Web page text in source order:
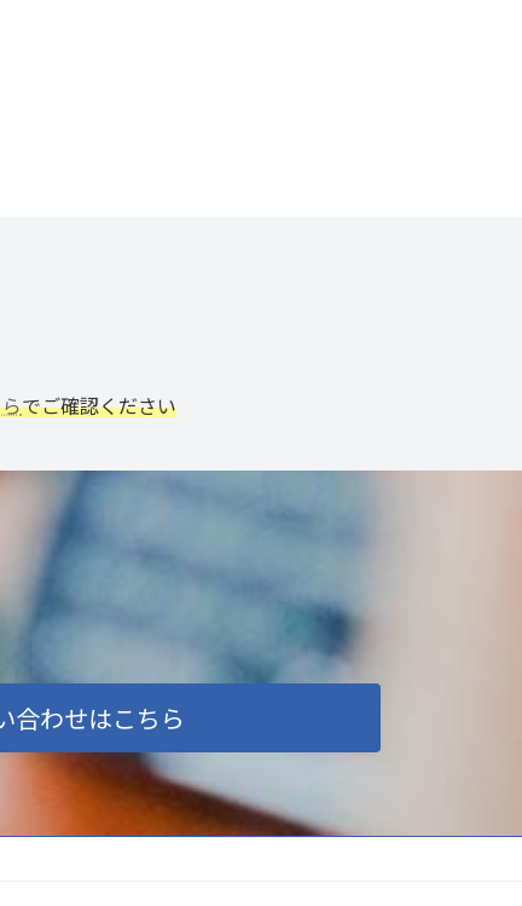
でご確認ください
合わせはこちら